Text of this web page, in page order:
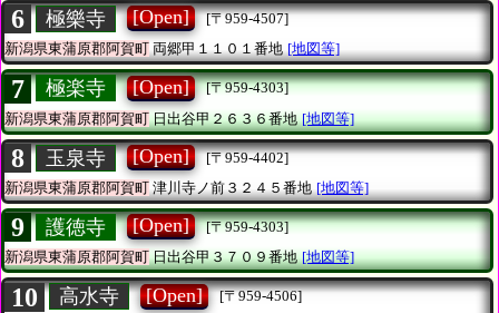
6 極樂寺 [Open]
[〒959-4507]
新潟県東蒲原郡阿賀町両郷甲１１０１番地 [地図等]
7 極楽寺 [Open]
[〒959-4303]
新潟県東蒲原郡阿賀町日出谷甲２６３６番地 [地図等]
8 玉泉寺 [Open]
[〒959-4402]
新潟県東蒲原郡阿賀町津川寺ノ前３２４５番地 [地図等]
9 護徳寺 [Open]
[〒959-4303]
新潟県東蒲原郡阿賀町日出谷甲３７０９番地 [地図等]
10 高水寺 [Open]
[〒959-4506]